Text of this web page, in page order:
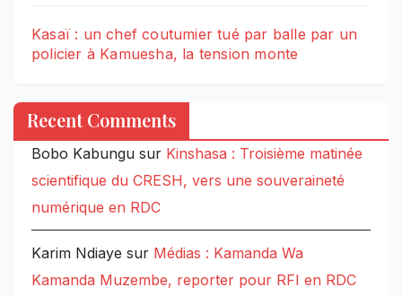
Kasaï : un chef coutumier tué par balle par un
policier à Kamuesha, la tension monte
Recent Comments
Bobo Kabungu sur Kinshasa : Troisième matinée
scientifique du CRESH, vers une souveraineté
numérique en RDC
Karim Ndiaye sur Médias : Kamanda Wa
Kamanda Muzembe, reporter pour RFI en RDC